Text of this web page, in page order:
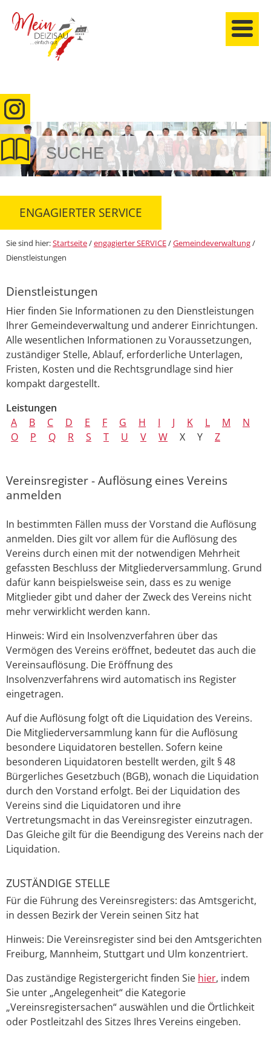
anmelden
ENGAGIERTER SERVICE
Sie sind hier:Startseite/engagierter SERVICE/Gemeindeverwaltung/
Dienstleistungen
Dienstleistungen
Hier finden Sie Informationen zu den Dienstleistungen
Ihrer Gemeindeverwaltung und anderer Einrichtungen.
Alle wesentlichen Informationen zu Voraussetzungen,
zuständiger Stelle, Ablauf, erforderliche Unterlagen,
Fristen, Kosten und die Rechtsgrundlage sind hier
kompakt dargestellt.
Leistungen
A
B C D E F G H I J K L M
N
O
P Q R S T U V W X Y Z
Vereinsregister - Auflösung eines Vereins
anmelden
In bestimmten Fällen muss der Vorstand die Auflösung
anmelden. Dies gilt vor allem für die Auflösung des
Vereins durch einen mit der notwendigen Mehrheit
gefassten Beschluss der Mitgliederversammlung. Grund
dafür kann beispielsweise sein, dass es zu wenige
Mitglieder gibt und daher der Zweck des Vereins nicht
mehr verwirklicht werden kann.
Hinweis: Wird ein Insolvenzverfahren über das
Vermögen des Vereins eröffnet, bedeutet das auch die
Vereinsauflösung. Die Eröffnung des
Insolvenzverfahrens wird automatisch ins Register
eingetragen.
Auf die Auflösung folgt oft die Liquidation des Vereins.
Die Mitgliederversammlung kann für die Auflösung
besondere Liquidatoren bestellen. Sofern keine
besonderen Liquidatoren bestellt werden, gilt § 48
Bürgerliches Gesetzbuch (BGB), wonach die Liquidation
durch den Vorstand erfolgt. Bei der Liquidation des
Vereins sind die Liquidatoren und ihre
Vertretungsmacht in das Vereinsregister einzutragen.
Das Gleiche gilt für die Beendigung des Vereins nach der
Liquidation.
ZUSTÄNDIGE STELLE
Für die Führung des Vereinsregisters: das Amtsgericht,
in dessen Bezirk der Verein seinen Sitz hat
Hinweis: Die Vereinsregister sind bei den Amtsgerichten
Freiburg, Mannheim, Stuttgart und Ulm konzentriert.
Das zuständige Registergericht finden Sie hier, indem
Sie unter „Angelegenheit“ die Kategorie
„Vereinsregistersachen“ auswählen und die Örtlichkeit
oder Postleitzahl des Sitzes Ihres Vereins eingeben.